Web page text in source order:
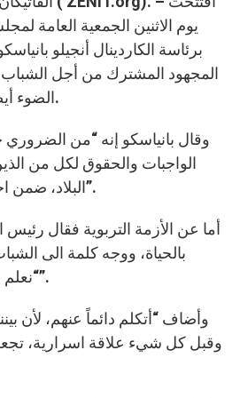
يوم الاثنين الجمعية العامة
برئاسة الكاردينال أنجيلو
المجهود المشترك من أجل الشباب
الضوء أيضاً على ظاهرة الهجرة.
وقال بانياسكو إنه “من
الواجبات والحقوق لكل من
البلاد، ضمن احترام حقوق الأشخاص”.
أما عن الأزمة التربوية فقال رئيس
بالحياة، ووجه كلمة الى
“نعلم بأنه علينا القيام بالمزيد”.
وأضاف “أتكلم دائماً عنهم، لأن
وقبل كل شيء علاقة اسرارية،